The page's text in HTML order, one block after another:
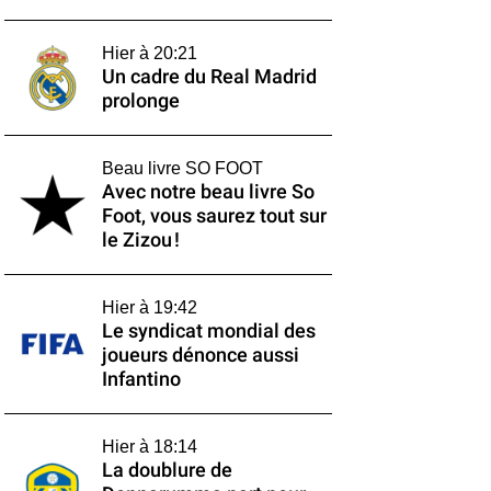
Hier à 20:21
Un cadre du Real Madrid
prolonge
Beau livre SO FOOT
Avec notre beau livre So
Foot, vous saurez tout sur
le Zizou !
Hier à 19:42
Le syndicat mondial des
joueurs dénonce aussi
Infantino
Hier à 18:14
La doublure de